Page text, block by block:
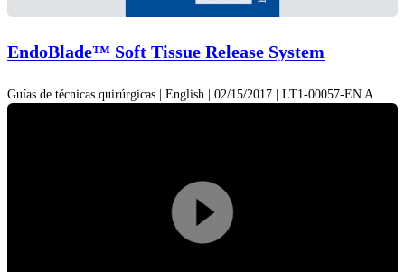
EndoBlade™ Soft Tissue Release System
Guías de técnicas quirúrgicas | English | 02/15/2017 | LT1-00057-EN A
Play